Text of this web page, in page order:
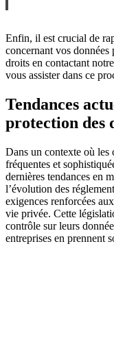
Enfin, il est crucial de
concernant vos données
droits en contactant
vous assister dans ce
Tendances
protection des
Dans un contexte où les
fréquentes et
dernières tendances en
l’évolution des
exigences renforcées
vie privée. Cette
contrôle sur leurs
entreprises en prennent